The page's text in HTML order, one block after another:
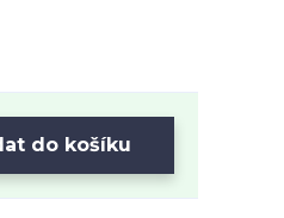
do košíku